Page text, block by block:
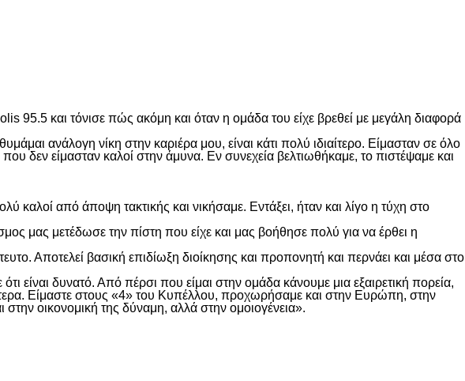
και τόνισε πώς ακόμη και όταν η ομάδα του είχε βρεθεί με μεγάλη διαφορά
ανάλογη νίκη στην καριέρα μου, είναι κάτι πολύ ιδιαίτερο. Είμασταν σε όλο
δεν είμασταν καλοί στην άμυνα. Εν συνεχεία βελτιωθήκαμε, το πιστέψαμε και
καλοί από άποψη τακτικής και νικήσαμε. Εντάξει, ήταν και λίγο η τύχη στο
μας μετέδωσε την πίστη που είχε και μας βοήθησε πολύ για να έρθει η
Αποτελεί βασική επιδίωξη διοίκησης και προπονητή και περνάει και μέσα στο
είναι δυνατό. Από πέρσι που είμαι στην ομάδα κάνουμε μια εξαιρετική πορεία,
Είμαστε στους «4» του Κυπέλλου, προχωρήσαμε και στην Ευρώπη, στην
στην οικονομική της δύναμη, αλλά στην ομοιογένεια».